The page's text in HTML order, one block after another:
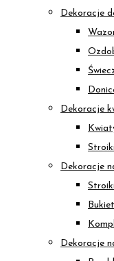
Dekoracje
Dekoracje
Dekoracje
Dekoracje